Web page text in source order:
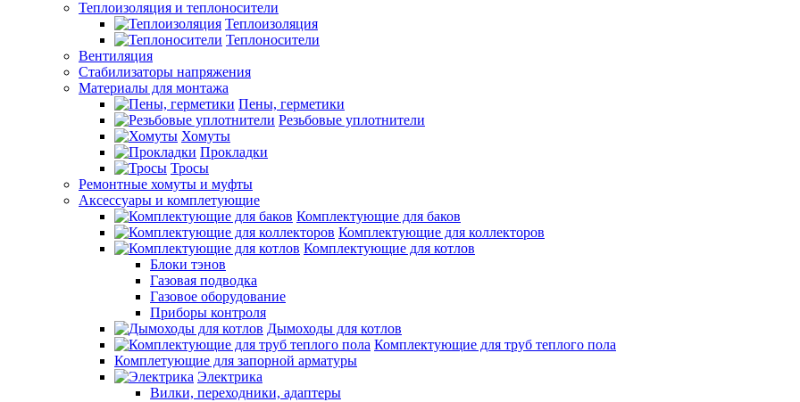
Теплоизоляция и теплоносители
Теплоизоляция
Теплоносители
Вентиляция
Стабилизаторы напряжения
Материалы для монтажа
Пены, герметики
Резьбовые уплотнители
Хомуты
Прокладки
Тросы
Ремонтные хомуты и муфты
Аксессуары и комплетующие
Комплектующие для баков
Комплектующие для коллекторов
Комплектующие для котлов
Блоки тэнов
Газовая подводка
Газовое оборудование
Приборы контроля
Дымоходы для котлов
Комплектующие для труб теплого пола
Комплетующие для запорной арматуры
Электрика
Вилки, переходники, адаптеры